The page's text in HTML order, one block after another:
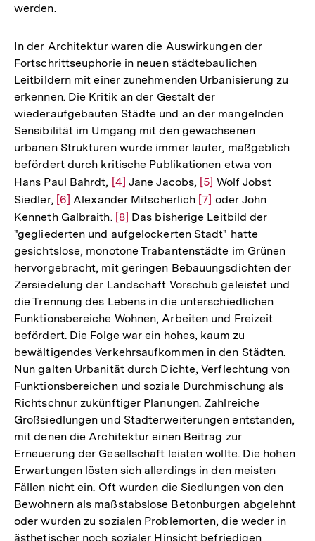
werden.
In der Architektur waren die Auswirkungen der
Fortschrittseuphorie in neuen städtebaulichen
Leitbildern mit einer zunehmenden Urbanisierung zu
erkennen. Die Kritik an der Gestalt der
wiederaufgebauten Städte und an der mangelnden
Sensibilität im Umgang mit den gewachsenen
urbanen Strukturen wurde immer lauter, maßgeblich
befördert durch kritische Publikationen etwa von
Hans Paul Bahrdt, Zur
Auflösung
der
Fußnote
[4] Jane Jacobs, Zur
Auflösung
der
Fußnote
[5] Wolf Jobst
Siedler, Zur
Auflösung
der
Fußnote
[6] Alexander Mitscherlich Zur
Auflösung
der
Fußnote
[7] oder John
Kenneth Galbraith. Zur
Auflösung
der
Fußnote
[8] Das bisherige Leitbild der
"gegliederten und aufgelockerten Stadt" hatte
gesichtslose, monotone Trabantenstädte im Grünen
hervorgebracht, mit geringen Bebauungsdichten der
Zersiedelung der Landschaft Vorschub geleistet und
die Trennung des Lebens in die unterschiedlichen
Funktionsbereiche Wohnen, Arbeiten und Freizeit
befördert. Die Folge war ein hohes, kaum zu
bewältigendes Verkehrsaufkommen in den Städten.
Nun galten Urbanität durch Dichte, Verflechtung von
Funktionsbereichen und soziale Durchmischung als
Richtschnur zukünftiger Planungen. Zahlreiche
Großsiedlungen und Stadterweiterungen entstanden,
mit denen die Architektur einen Beitrag zur
Erneuerung der Gesellschaft leisten wollte. Die hohen
Erwartungen lösten sich allerdings in den meisten
Fällen nicht ein. Oft wurden die Siedlungen von den
Bewohnern als maßstabslose Betonburgen abgelehnt
oder wurden zu sozialen Problemorten, die weder in
ästhetischer noch sozialer Hinsicht befriedigen